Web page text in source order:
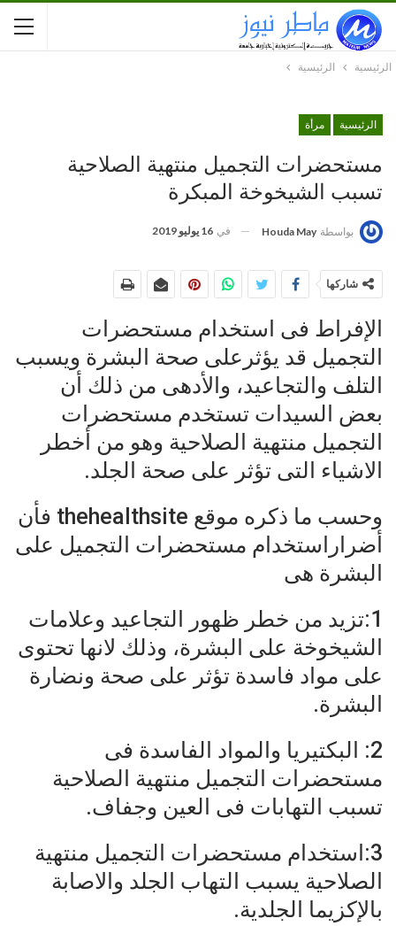
الرئيسية الرئيسية
الرئيسية مرأة
مستحضرات التجميل منتهية الصلاحية
تسبب الشيخوخة المبكرة
بواسطة Houda May في 16 يوليو 2019
شاركها
الإفراط فى استخدام مستحضرات
التجميل قد يؤثرعلى صحة البشرة ويسبب
التلف والتجاعيد، والأدهى من ذلك أن
بعض السيدات تستخدم مستحضرات
التجميل منتهية الصلاحية وهو من أخطر
الاشياء التى تؤثر على صحة الجلد.
وحسب ما ذكره موقع thehealthsite فأن
أضراراستخدام مستحضرات التجميل على
البشرة هى
1:تزيد من خطر ظهور التجاعيد وعلامات
الشيخوخة على البشرة، وذلك لانها تحتوى
على مواد فاسدة تؤثر على صحة ونضارة
البشرة.
2: البكتيريا والمواد الفاسدة فى
مستحضرات التجميل منتهية الصلاحية
تسبب التهابات فى العين وجفاف.
3:استخدام مستحضرات التجميل منتهية
الصلاحية يسبب التهاب الجلد والاصابة
بالإكزيما الجلدية.